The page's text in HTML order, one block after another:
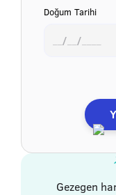
Doğum Tarihi
Gezegen